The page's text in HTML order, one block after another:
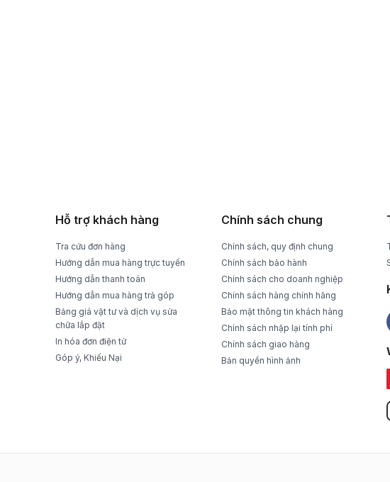
Hỗ trợ khách hàng
Tra cứu đơn hàng
Hướng dẫn mua hàng trực tuyến
Hướng dẫn thanh toán
Hướng dẫn mua hàng trả góp
Bảng giá vật tư và dịch vụ sửa
chữa lắp đặt
In hóa đơn điện tử
Góp ý, Khiếu Nại
Chính sách chung
Chính sách, quy định chung
Chính sách bảo hành
Chính sách cho doanh nghiệp
Chính sách hàng chính hãng
Bảo mật thông tin khách hàng
Chính sách nhập lại tính phí
Chính sách giao hàng
Bản quyền hình ảnh